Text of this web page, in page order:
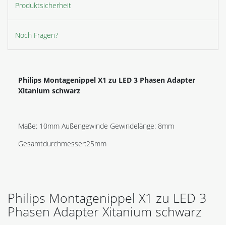
Produktsicherheit
Noch Fragen?
Philips Montagenippel X1 zu LED 3 Phasen Adapter
Xitanium schwarz
Maße: 10mm Außengewinde Gewindelänge: 8mm
Gesamtdurchmesser:25mm
Philips Montagenippel X1 zu LED 3
Phasen Adapter Xitanium schwarz